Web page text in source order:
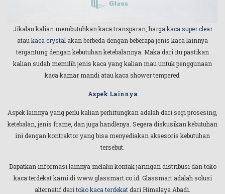
Jikalau kalian membutuhkan kaca transparan, harga kaca super clear
atau kaca crystal akan berbeda dengan beberapa jenis kaca lainnya
tergantung dengan kebutuhan ketebalannya. Maka dari itu pastikan
kalian sudah memilih jenis kaca yang kalian mau untuk penggunaan
kaca kamar mandi atau kaca shower tempered.
Aspek Lainnya
Aspek lainnya yang perlu kalian perhitungkan adalah dari segi prosesing,
ketebalan, jenis frame, dan juga handlenya. Segera diskusikan kebutuhan
ini dengan kontraktor yang bisa menyediakan aksesoris kebutuhan
tersebut.
Dapatkan informasi lainnya melalui kontak jaringan distribusi dan toko
kaca terdekat kami di www.glassmart.co.id. Glassmart adalah solusi
alternatif daritoko kaca terdekatdari Himalaya Abadi.